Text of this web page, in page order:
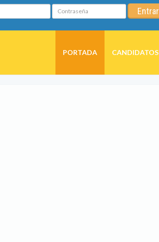
Contraseña Entrar
PORTADA CANDIDATOS